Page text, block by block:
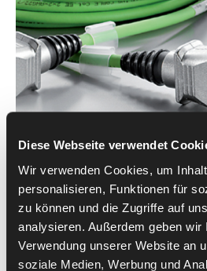
Diese Webseite verwendet
Wir verwenden Cookies, um
personalisieren, Funktionen für
zu können und die Zugriffe auf
analysieren. Außerdem geben
Verwendung unserer Website an
soziale Medien, Werbung und
SherpaLoader® jest kompatybilny
maszynami istniejącymi. Od około
wyposażone w interfejsy magistrali
SherpaLoader® obsługuje
Profibus, Profinet i EtherNet/IP.
magistrali są automatyzowane przez
pomocą funkcji M i styków